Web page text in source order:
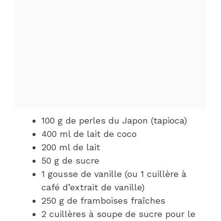
100 g de perles du Japon (tapioca)
400 ml de lait de coco
200 ml de lait
50 g de sucre
1 gousse de vanille (ou 1 cuillère à
café d’extrait de vanille)
250 g de framboises fraîches
2 cuillères à soupe de sucre pour le